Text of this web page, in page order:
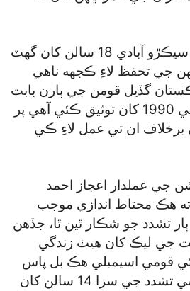
پاڪستان ۾ اٽڪل 40 سيڪڙو آبادي 18 سالن کان گهٽ
جي تحفظ لاءِ ڪجهه ناهي
گڏيل قومن جي ٻارن بابت
حقن جي ڪنوينشن جي 1990 کان توثيق ڪئي آهي پر
ان تي عمل لاءِ ڪي
جي عملدار اعجاز احمد
هڪ محتاط اندازي موجب
پاڪستان ۾ روزانو 11 ٻار تشدد جو شڪار ٿين ٿا، جڏهن
غربت جي ليڪ کان هيٺ زندگي
ئي قومي اسيمبلي هڪ بل پاس
ڪندي ٻارن سان جنسي تشدد جي سزا 14 سالن کان